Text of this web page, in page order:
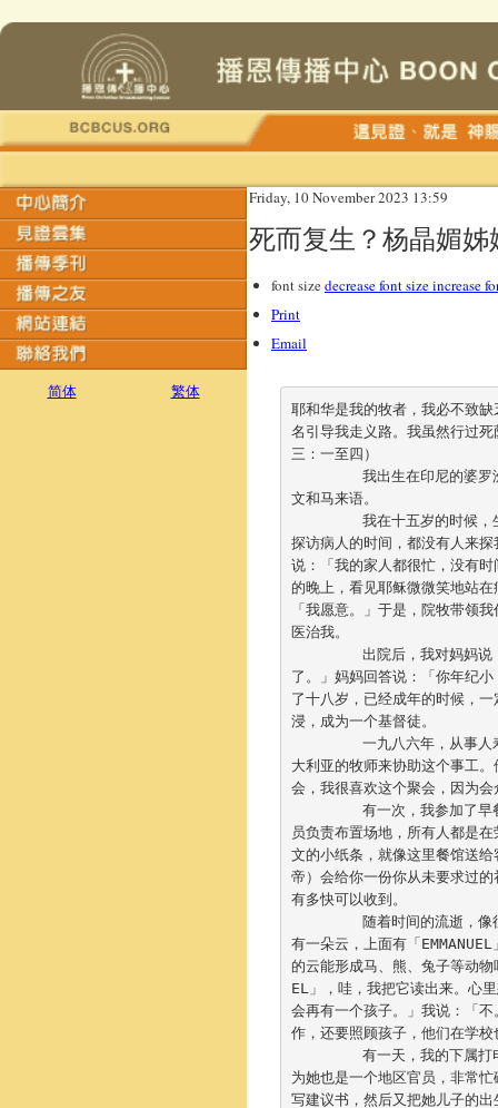
Friday, 10 November 2023 13:59
死而复生？杨晶媚
font sizedecrease font sizeincrease
Print
Email
耶和华是我的牧者，我必不致
名引导我走义路。我虽然行过
三：一至四）
	我出生在印尼的婆罗洲，中文只有小学六年级的程度，然后便到了回教国家马来西亚，在那里学习马来
文和马来语。
	我在十五岁的时候，生病了要进医院留医，我的父母和兄弟姊妹都没有时间来探我。驻院牧师看见每天
探访病人的时间，都没有人来
说：「我的家人都很忙，没有
的晚上，看见耶稣微微笑地站
「我愿意。」于是，院牧带领
医治我。
	出院后，我对妈妈说：「我可以去教会吗？因为我觉得耶稣基督来医院看我和医治我，使我的病痊愈
了。」妈妈回答说：「你年纪
了十八岁，已经成年的时候，
浸，成为一个基督徒。
	一九八六年，从事人寿保险行业。曾加入了一个名为「耶稣基督之光便利社区」的小组，有一位来自澳
大利亚的牧师来协助这个事工
会，我很喜欢这个聚会，因为
	有一次，我参加了早餐聚会的庆祝会，聚会里有些妇女组织小队唱歌，有些表演其他节目，我和一些组
员负责布置场地，所有人都是
文的小纸条，就像这里餐馆送
帝）会给你一份你从未要求过
有多快可以收到。
有一朵云，上面有「
的云能形成马、熊、兔子等动
EL」，哇，我把它读出来。心
会再有一个孩子。」我说：「
作，还要照顾孩子，他们在学
	有一天，我的下属打电话给我，说：「你可以去我的办公室为我的一位同事填写儿童政策提案吗？」因
为她也是一个地区官员，非常
写建议书，然后又把她儿子的
简体 繁体